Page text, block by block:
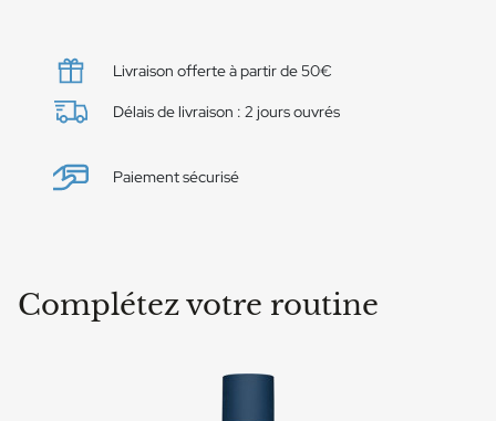
Complétez votre routine
Livraison offerte à partir de 50€
Délais de livraison : 2 jours ouvrés
Paiement sécurisé